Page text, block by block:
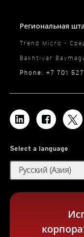
Региональная
Trend Micro -
Bakhtiyar
Phone: +7 701
Select a language
Русский (Азия)